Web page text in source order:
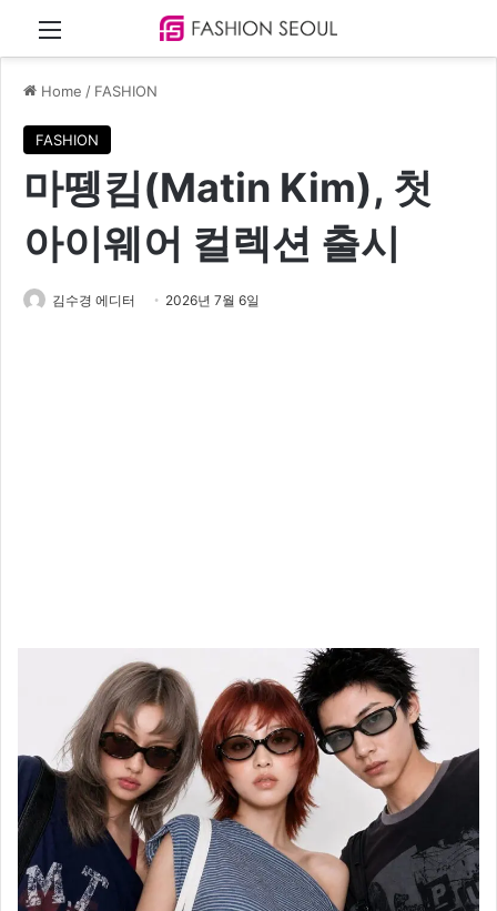
Menu
Home / FASHION
FASHION
마뗑킴(Matin Kim), 첫
아이웨어 컬렉션 출시
김수경 에디터 2026년 7월 6일